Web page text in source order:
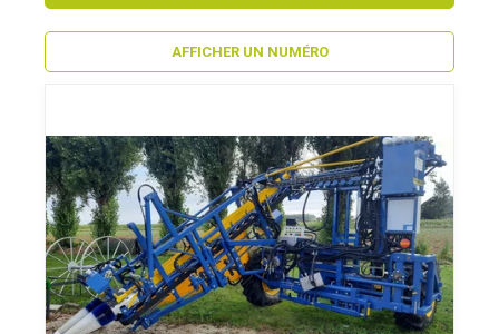
AFFICHER UN NUMÉRO